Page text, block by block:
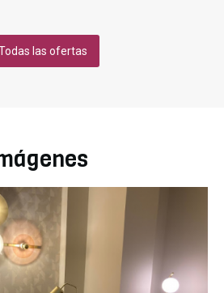
entregar en la clínica tu DNI,
de cuenta bancaria donde
con cuotas mensuales y
hasta 12 meses. Financiación
GRATUITA.
las ofertas